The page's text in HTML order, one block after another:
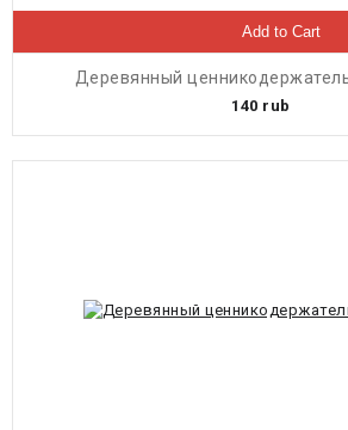
Add to Cart
Деревянный
140 rub